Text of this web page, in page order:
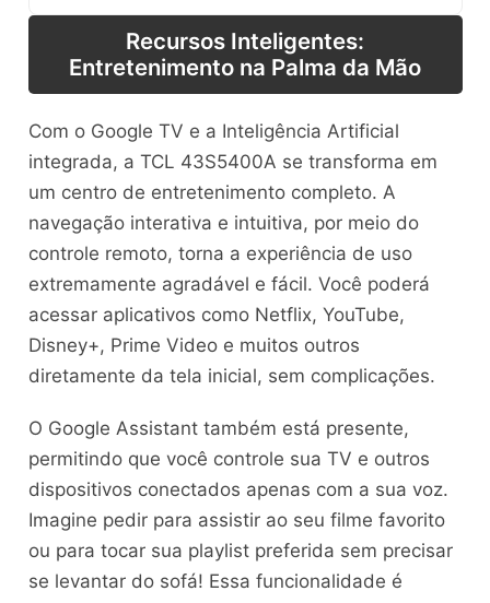
Recursos Inteligentes:
Entretenimento na Palma da Mão
Com o Google TV e a Inteligência Artificial
integrada, a TCL 43S5400A se transforma em
um centro de entretenimento completo. A
navegação interativa e intuitiva, por meio do
controle remoto, torna a experiência de uso
extremamente agradável e fácil. Você poderá
acessar aplicativos como Netflix, YouTube,
Disney+, Prime Video e muitos outros
diretamente da tela inicial, sem complicações.
O Google Assistant também está presente,
permitindo que você controle sua TV e outros
dispositivos conectados apenas com a sua voz.
Imagine pedir para assistir ao seu filme favorito
ou para tocar sua playlist preferida sem precisar
se levantar do sofá! Essa funcionalidade é